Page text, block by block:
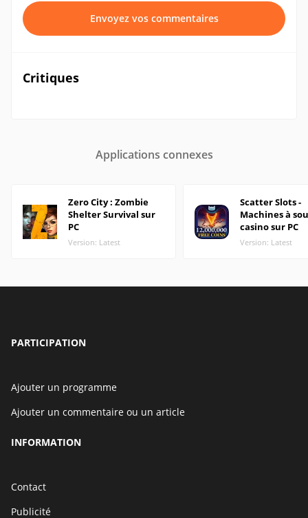
Envoyez vos commentaires
Critiques
Applications connexes
Zero City : Zombie
Shelter Survival sur
PC
Version: Latest
Scatter Slots -
Machines à
casino sur PC
Version: Latest
PARTICIPATION
Ajouter un programme
Ajouter un commentaire ou un article
INFORMATION
Contact
Publicité